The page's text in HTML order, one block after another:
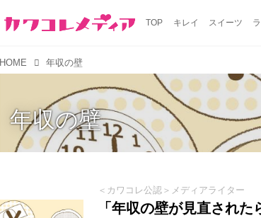
TOP キレイ スイーツ
HOME 年収の壁
年収の壁
＜カワコレ公認＞メディアライター
「年収の壁が見直され